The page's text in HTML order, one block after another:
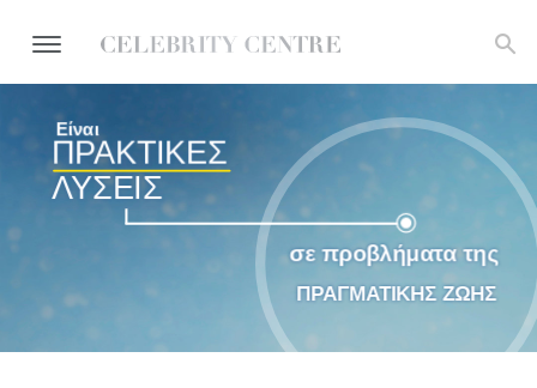
ΛΥΣΕΙΣ
ΠΡΑΚΤΙΚΕΣ
σε προβλήματα της
ΠΡΑΓΜΑΤΙΚΗΣ ΖΩΗΣ